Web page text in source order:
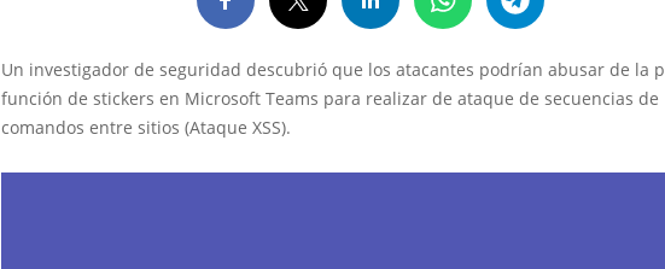
Un investigador de seguridad descubrió que los atacantes podrían abusar de la
función de stickers en Microsoft Teams para realizar de ataque de secuencias de
comandos entre sitios (Ataque XSS).